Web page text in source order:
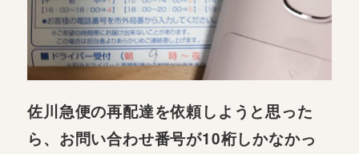
佐川急便の再配達を依頼しようと思った
ら、お問い合わせ番号が10桁しかなかっ